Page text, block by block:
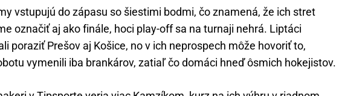
vstupujú do zápasu so šiestimi bodmi, čo znamená, že ich stret
označiť aj ako finále, hoci play-off sa na turnaji nehrá. Liptáci
poraziť Prešov aj Košice, no v ich neprospech môže hovoriť to,
vymenili iba brankárov, zatiaľ čo domáci hneď ôsmich hokejistov.